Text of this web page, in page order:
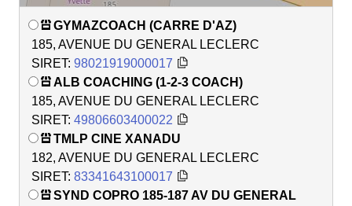
GYMAZCOACH (CARRE D'AZ)
185, AVENUE DU GENERAL LECLERC
SIRET: 98021919000017
ALB COACHING (1-2-3 COACH)
185, AVENUE DU GENERAL LECLERC
SIRET: 49806603400022
TMLP CINE XANADU
182, AVENUE DU GENERAL LECLERC
SIRET: 83341643100017
SYND COPRO 185-187 AV DU GENERAL